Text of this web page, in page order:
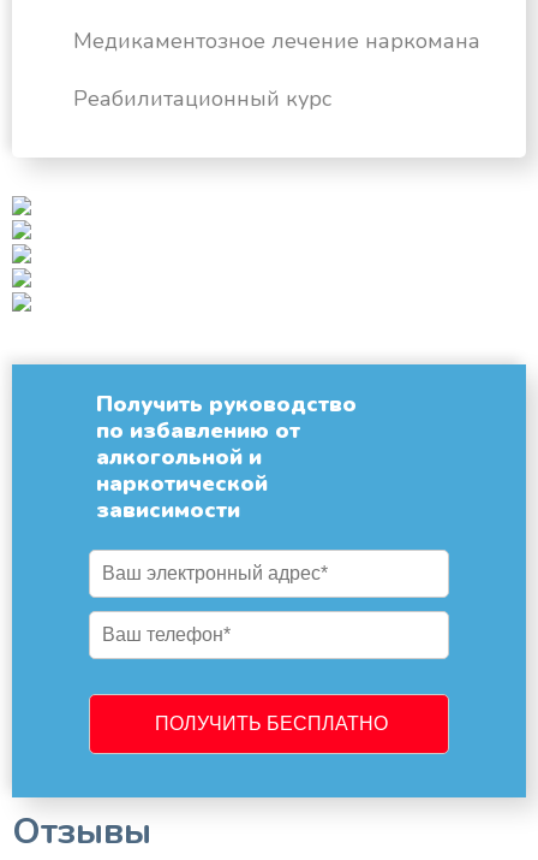
Медикаментозное лечение наркомана
Реабилитационный курс
Получить руководство
по избавлению от
алкогольной и
наркотической
зависимости
Отзывы